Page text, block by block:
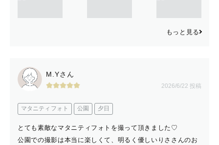
もっと見る
M.Yさん
2026/6/22 投稿
マタニティフォト 公園 夕日
とても素敵なマタニティフォトを撮って頂きました♡
公園での撮影は本当に楽しくて、明るく優しいりささんのお